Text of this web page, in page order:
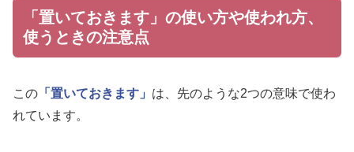
「置いておきます」の使い方や使われ方、
使うときの注意点
この 「置いておきます」 は、先のような2つの意味で使わ
れています。